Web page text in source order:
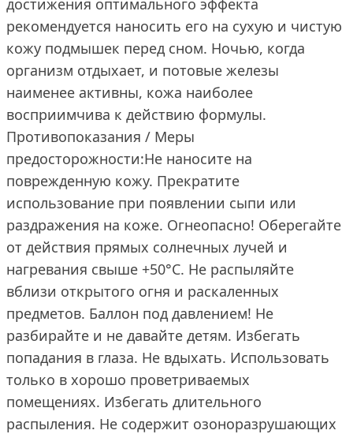
достижения оптимального эффекта
рекомендуется наносить его на сухую и чистую
кожу подмышек перед сном. Ночью, когда
организм отдыхает, и потовые железы
наименее активны, кожа наиболее
восприимчива к действию формулы.
Противопоказания / Меры
предосторожности:Не наносите на
поврежденную кожу. Прекратите
использование при появлении сыпи или
раздражения на коже. Огнеопасно! Оберегайте
от действия прямых солнечных лучей и
нагревания свыше +50°С. Не распыляйте
вблизи открытого огня и раскаленных
предметов. Баллон под давлением! Не
разбирайте и не давайте детям. Избегать
попадания в глаза. Не вдыхать. Использовать
только в хорошо проветриваемых
помещениях. Избегать длительного
распыления. Не содержит озоноразрушающих